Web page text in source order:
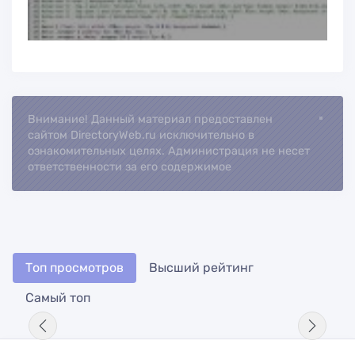
Внимание! Данный материал предоставлен
сайтом DirectoryWeb.ru исключительно в
ознакомительных целях. Администрация не несет
ответственности за его содержимое
Топ просмотров
Высший рейтинг
Самый топ